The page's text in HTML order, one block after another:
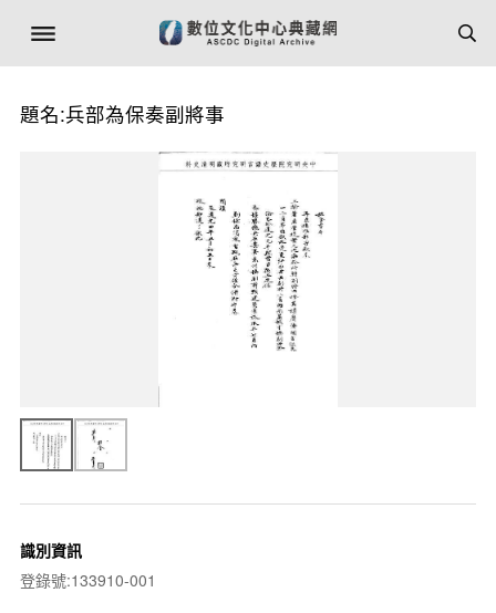
題名:兵部為保奏副將事
識別資訊
登錄號:133910-001